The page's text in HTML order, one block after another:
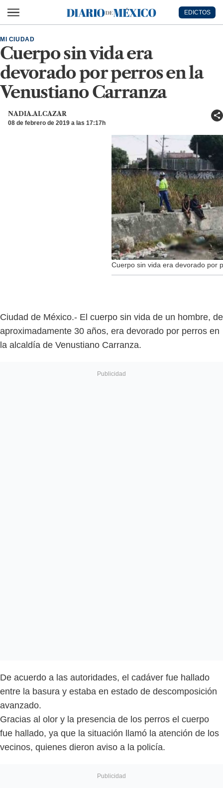
Diario de México
EDICTOS
Cuerpo sin vida era
devorado por perros en la
Venustiano Carranza
MI CIUDAD
NADIA.ALCAZAR
08 de febrero de 2019 a las 17:17h
Cuerpo sin vida era devorado por
Ciudad de México.- El cuerpo sin vida de un hombre, de
aproximadamente 30 años, era devorado por perros en
la alcaldía de Venustiano Carranza.
De acuerdo a las autoridades, el cadáver fue hallado
entre la basura y estaba en estado de descomposición
avanzado.
Gracias al olor y la presencia de los perros el cuerpo
fue hallado, ya que la situación llamó la atención de los
vecinos, quienes dieron aviso a la policía.